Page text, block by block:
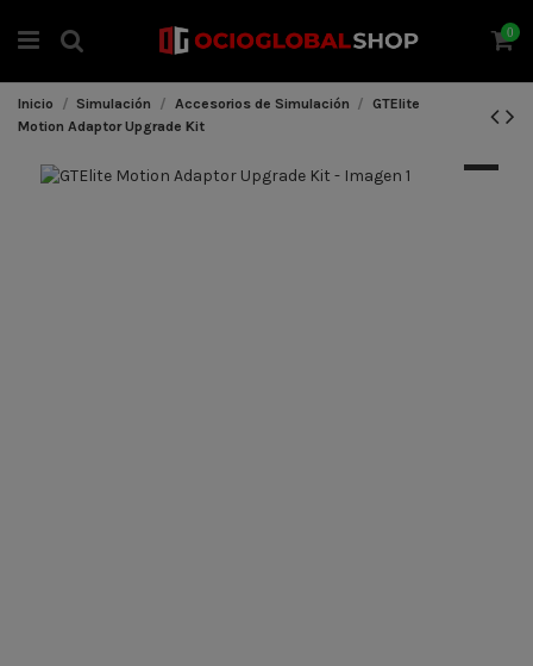
0
Inicio Simulación Accesorios de Simulación
GTElite
Motion Adaptor Upgrade Kit